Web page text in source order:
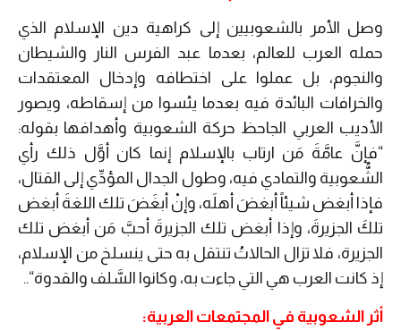
وصل الأمر بالشعوبيين إلى كراهية دين الإسلام الذي
حمله العرب للعالم، بعدما عبد الفرس النار والشيطان
والنجوم، بل عملوا على اختطافه وإدخال المعتقدات
والخرافات البائدة فيه بعدما يئسوا من إسقاطه، ويصور
الأديب العربي الجاحظ حركة الشعوبية وأهدافها بقوله:
“فإنَّ عامَّةَ مَن ارتاب بالإسلام إنما كان أوَّل ذلك رأي
الشُّعوبية والتمادي فيه، وطول الجدال المؤدِّي إلى القتال،
فإذا أبغض شيئاً أبغضَ أهلَه، وإنْ أبغَضَ تلك اللغةَ أبغض
تلكَ الجزيرةَ، وإذا أبغض تلك الجزيرةَ أحبَّ مَن أبغض تلك
الجزيرة، فلا تزال الحالاتُ تنتقل به حتى ينسلخ من الإسلام،
إذ كانت العرب هي التي جاءت به، وكانوا السَّلف والقدوة“.
.
أثر الشعوبية في المجتمعات العربية: